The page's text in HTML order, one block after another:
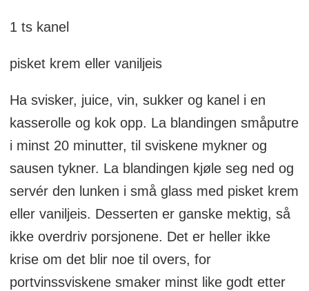
1 ts kanel
pisket krem eller vaniljeis
Ha svisker, juice, vin, sukker og kanel i en
kasserolle og kok opp. La blandingen småputre
i minst 20 minutter, til sviskene mykner og
sausen tykner. La blandingen kjøle seg ned og
servér den lunken i små glass med pisket krem
eller vaniljeis. Desserten er ganske mektig, så
ikke overdriv porsjonene. Det er heller ikke
krise om det blir noe til overs, for
portvinssviskene smaker minst like godt etter